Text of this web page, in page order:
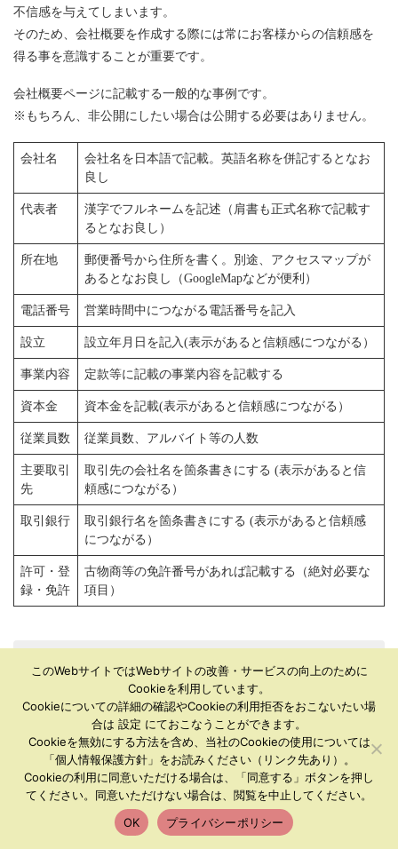
不信感を与えてしまいます。
そのため、会社概要を作成する際には常にお客様からの信頼感を
得る事を意識することが重要です。
会社概要ページに記載する一般的な事例です。
※もちろん、非公開にしたい場合は公開する必要はありません。
会社名
会社名を日本語で記載。英語名称を併記するとなお
良し
代表者
漢字でフルネームを記述（肩書も正式名称で記載す
るとなお良し）
所在地
郵便番号から住所を書く。別途、アクセスマップが
あるとなお良し（GoogleMapなどが便利）
電話番号 営業時間中につながる電話番号を記入
設立 設立年月日を記入(表示があると信頼感につながる）
事業内容 定款等に記載の事業内容を記載する
資本金 資本金を記載(表示があると信頼感につながる）
従業員数 従業員数、アルバイト等の人数
主要取引
先
取引先の会社名を箇条書きにする (表示があると信
頼感につながる）
取引銀行
取引銀行名を箇条書きにする (表示があると信頼感
につながる）
許可・登
録・免許
古物商等の免許番号があれば記載する（絶対必要な
項目）
事業紹介
「事業紹介」ページは、会社がどんな商品・サービスを提供して
いるか伝えるページになります。
お客様は事業紹介ページを見て、商品やサービスを他社と比較し
てその優位性などを再確認したり、新しい取引先としてその商品
やサービスを利用できるのか検討する可能性のあります。
アクセス お問い合わせ
このWebサイトではWebサイトの改善・サービスの向上のために
Cookieを利用しています。
Cookieについての詳細の確認やCookieの利用拒否をおこないたい場
合は 設定 にておこなうことができます。
Cookieを無効にする方法を含め、当社のCookieの使用については
「個人情報保護方針」をお読みください（リンク先あり）。
Cookieの利用に同意いただける場合は、「同意する」ボタンを押し
てください。同意いただけない場合は、閲覧を中止してください。
OK
プライバシーポリシー